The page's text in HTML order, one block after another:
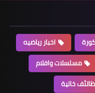
اخبار رياضيه
مسلسلات وافلام
خالية